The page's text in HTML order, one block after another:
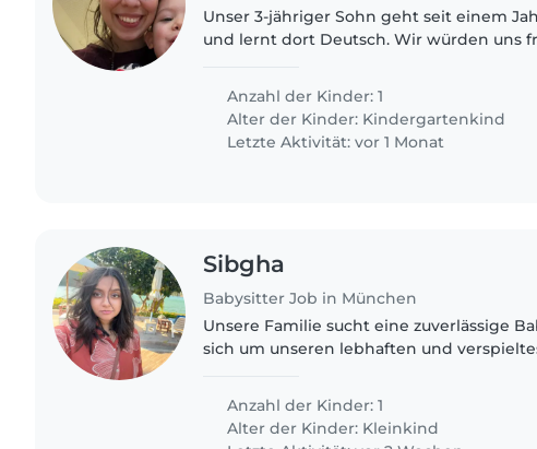
Unser 3-jähriger Sohn geht seit einem
und lernt dort Deutsch. Wir würden uns
ihm spielt und ihn..
Anzahl der Kinder: 1
Alter der Kinder: Kindergartenkind
Letzte Aktivität: vor 1 Monat
Sibgha
Babysitter Job in München
Unsere Familie sucht eine zuverlässige
sich um unseren lebhaften und
freundlich. Wir würden..
Anzahl der Kinder: 1
Alter der Kinder: Kleinkind